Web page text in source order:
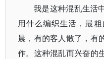
我是这种混乱生活
用什么编织生活，最
晨，有的客人散了，有
作。这种混乱而兴奋的